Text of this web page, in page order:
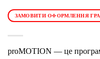
ЗАМОВИТИ ОФОРМЛЕННЯ
proMOTION — це